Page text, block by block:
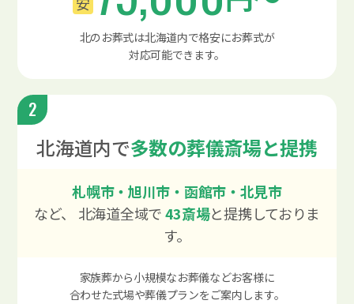
北のお葬式は北海道内で格安にお葬式が
対応可能できます。
2
北海道内で多数の葬儀斎場と提携
札幌市・旭川市・函館市・北見市
など、
北海道全域で43斎場と提携しておりま
す。
家族葬から小規模なお葬儀などお客様に
合わせた式場や葬儀プランをご案内します。